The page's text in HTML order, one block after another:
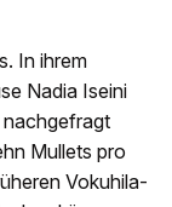
In ihrem
Nadia Iseini
Mullets pro
Vokuhila-